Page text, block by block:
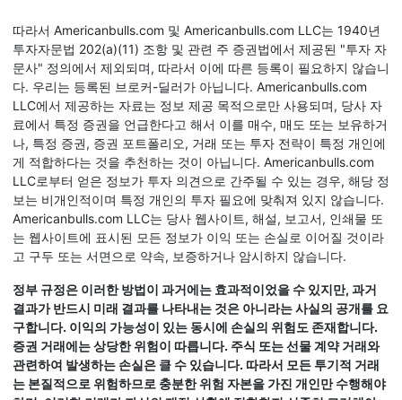
따라서 Americanbulls.com 및 Americanbulls.com LLC는 1940년
투자자문법 202(a)(11) 조항 및 관련 주 증권법에서 제공된 "투자 자
문사" 정의에서 제외되며, 따라서 이에 따른 등록이 필요하지 않습니
다. 우리는 등록된 브로커-딜러가 아닙니다. Americanbulls.com
LLC에서 제공하는 자료는 정보 제공 목적으로만 사용되며, 당사 자
료에서 특정 증권을 언급한다고 해서 이를 매수, 매도 또는 보유하거
나, 특정 증권, 증권 포트폴리오, 거래 또는 투자 전략이 특정 개인에
게 적합하다는 것을 추천하는 것이 아닙니다. Americanbulls.com
LLC로부터 얻은 정보가 투자 의견으로 간주될 수 있는 경우, 해당 정
보는 비개인적이며 특정 개인의 투자 필요에 맞춰져 있지 않습니다.
Americanbulls.com LLC는 당사 웹사이트, 해설, 보고서, 인쇄물 또
는 웹사이트에 표시된 모든 정보가 이익 또는 손실로 이어질 것이라
고 구두 또는 서면으로 약속, 보증하거나 암시하지 않습니다.
정부 규정은 이러한 방법이 과거에는 효과적이었을 수 있지만, 과거
결과가 반드시 미래 결과를 나타내는 것은 아니라는 사실의 공개를 요
구합니다. 이익의 가능성이 있는 동시에 손실의 위험도 존재합니다.
증권 거래에는 상당한 위험이 따릅니다. 주식 또는 선물 계약 거래와
관련하여 발생하는 손실은 클 수 있습니다. 따라서 모든 투기적 거래
는 본질적으로 위험하므로 충분한 위험 자본을 가진 개인만 수행해야